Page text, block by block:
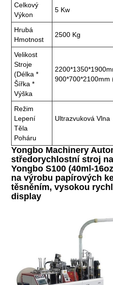
Celkový
Výkon
5 Kw
Hrubá
Hmotnost
2500 Kg
Velikost
Stroje
(délka *
Šířka *
Výška
900*700*2100mm
Režim
Lepení
Těla
Poháru
Ultrazvuková Vlna
Yongbo Machinery
středorychlostní stroj
Yongbo S100 (40ml-
na výrobu papírových
těsněním, vysokou
display